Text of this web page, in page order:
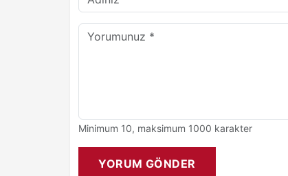
Minimum 10, maksimum 1000 karakter
YORUM GÖNDER